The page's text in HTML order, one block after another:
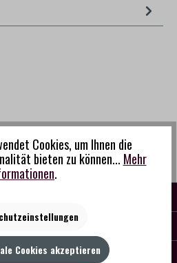
Cookies, um Ihnen die
bieten zu können... Mehr
.
Cookies akzeptieren